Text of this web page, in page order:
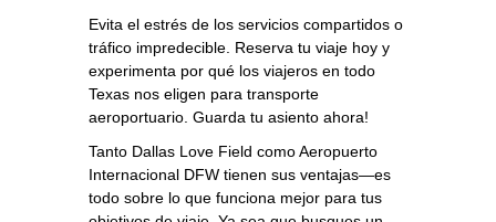
Evita el estrés de los servicios compartidos o
tráfico impredecible. Reserva tu viaje hoy y
experimenta por qué los viajeros en todo
Texas nos eligen para transporte
aeroportuario. Guarda tu asiento ahora!
Tanto Dallas Love Field como Aeropuerto
Internacional DFW tienen sus ventajas—es
todo sobre lo que funciona mejor para tus